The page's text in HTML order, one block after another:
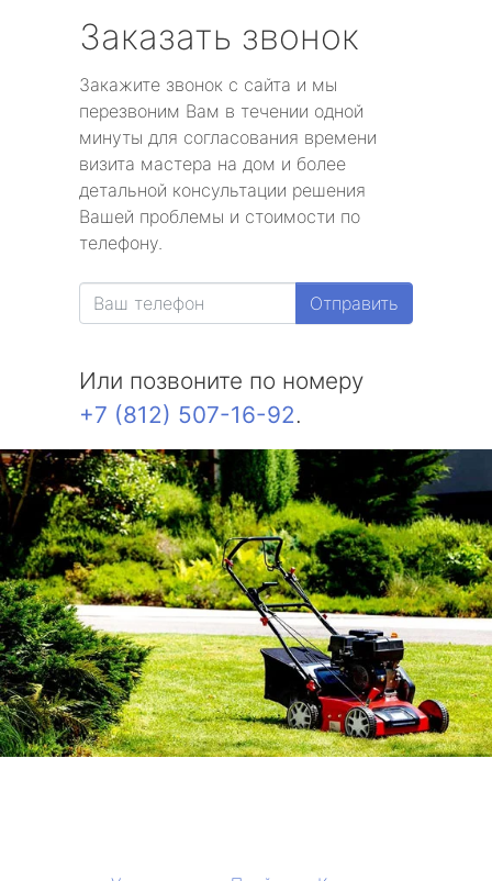
Заказать звонок
Закажите звонок с сайта и мы
перезвоним Вам в течении одной
минуты для согласования времени
визита мастера на дом и более
детальной консультации решения
Вашей проблемы и стоимости по
телефону.
Отправить
Или позвоните по номеру
+7 (812) 507-16-92.